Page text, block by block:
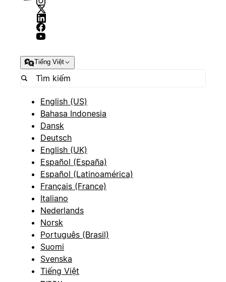
Tiếng Việt
English (US)
Bahasa Indonesia
Dansk
Deutsch
English (UK)
Español (España)
Español (Latinoamérica)
Français (France)
Italiano
Nederlands
Norsk
Português (Brasil)
Suomi
Svenska
Tiếng Việt